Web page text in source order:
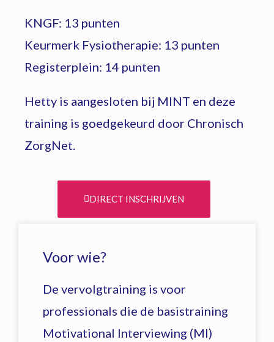
KNGF: 13 punten
Keurmerk Fysiotherapie: 13 punten
Registerplein: 14 punten
Hetty is aangesloten bij MINT en deze
training is goedgekeurd door Chronisch
ZorgNet.
DIRECT INSCHRIJVEN
Voor wie?
De vervolgtraining is voor
professionals die de basistraining
Motivational Interviewing (MI)